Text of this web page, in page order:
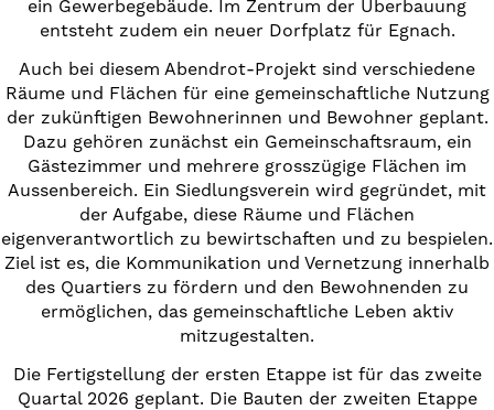
ein Gewerbegebäude. Im Zentrum der Überbauung
entsteht zudem ein neuer Dorfplatz für Egnach.
Auch bei diesem Abendrot-Projekt sind verschiedene
Räume und Flächen für eine gemeinschaftliche Nutzung
der zukünftigen Bewohnerinnen und Bewohner geplant.
Dazu gehören zunächst ein Gemeinschaftsraum, ein
Gästezimmer und mehrere grosszügige Flächen im
Aussenbereich. Ein Siedlungsverein wird gegründet, mit
der Aufgabe, diese Räume und Flächen
eigenverantwortlich zu bewirtschaften und zu bespielen.
Ziel ist es, die Kommunikation und Vernetzung innerhalb
des Quartiers zu fördern und den Bewohnenden zu
ermöglichen, das gemeinschaftliche Leben aktiv
mitzugestalten.
Die Fertigstellung der ersten Etappe ist für das zweite
Quartal 2026 geplant. Die Bauten der zweiten Etappe